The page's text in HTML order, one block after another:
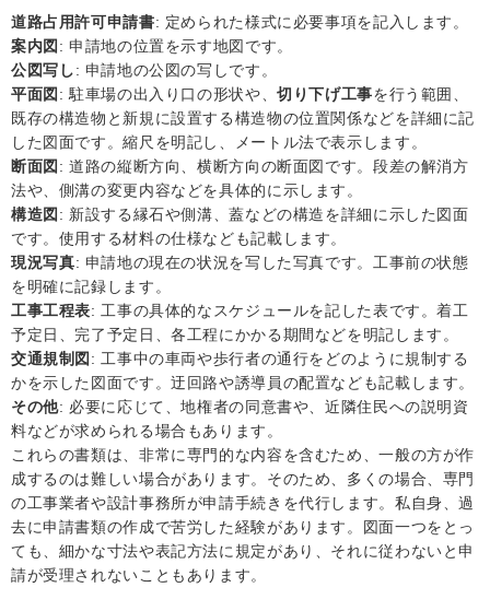
道路占用許可申請書: 定められた様式に必要事項を記入します。
案内図 : 申請地の位置を示す地図です。
公図写し: 申請地の公図の写しです。
平面図 : 駐車場の出入り口の形状や、切り下げ工事を行う範囲、
既存の構造物と新規に設置する構造物の位置関係などを詳細に記
した図面です。縮尺を明記し、メートル法で表示します。
断面図 : 道路の縦断方向、横断方向の断面図です。段差の解消方
法や、側溝の変更内容などを具体的に示します。
構造図 : 新設する縁石や側溝、蓋などの構造を詳細に示した図面
です。使用する材料の仕様なども記載します。
現況写真: 申請地の現在の状況を写した写真です。工事前の状態
を明確に記録します。
工事工程表: 工事の具体的なスケジュールを記した表です。着工
予定日、完了予定日、各工程にかかる期間などを明記します。
交通規制図 : 工事中の車両や歩行者の通行をどのように規制する
かを示した図面です。迂回路や誘導員の配置なども記載します。
その他: 必要に応じて、地権者の同意書や、近隣住民への説明資
料などが求められる場合もあります。
これらの書類は、非常に専門的な内容を含むため、一般の方が作
成するのは難しい場合があります。そのため、多くの場合、専門
の工事業者や設計事務所が申請手続きを代行します。私自身、過
去に申請書類の作成で苦労した経験があります。図面一つをとっ
ても、細かな寸法や表記方法に規定があり、それに従わないと申
請が受理されないこともあります。